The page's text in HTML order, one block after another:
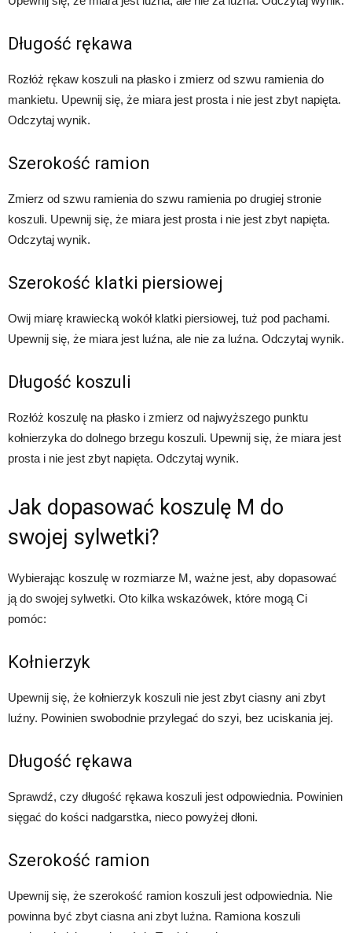
Długość rękawa
Rozłóż rękaw koszuli na płasko i zmierz od szwu ramienia do
mankietu. Upewnij się, że miara jest prosta i nie jest zbyt napięta.
Odczytaj wynik.
Szerokość ramion
Zmierz od szwu ramienia do szwu ramienia po drugiej stronie
koszuli. Upewnij się, że miara jest prosta i nie jest zbyt napięta.
Odczytaj wynik.
Szerokość klatki piersiowej
Owij miarę krawiecką wokół klatki piersiowej, tuż pod pachami.
Upewnij się, że miara jest luźna, ale nie za luźna. Odczytaj wynik.
Długość koszuli
Rozłóż koszulę na płasko i zmierz od najwyższego punktu
kołnierzyka do dolnego brzegu koszuli. Upewnij się, że miara jest
prosta i nie jest zbyt napięta. Odczytaj wynik.
Jak dopasować koszulę M do
swojej sylwetki?
Wybierając koszulę w rozmiarze M, ważne jest, aby dopasować
ją do swojej sylwetki. Oto kilka wskazówek, które mogą Ci
pomóc:
Kołnierzyk
Upewnij się, że kołnierzyk koszuli nie jest zbyt ciasny ani zbyt
luźny. Powinien swobodnie przylegać do szyi, bez uciskania jej.
Długość rękawa
Sprawdź, czy długość rękawa koszuli jest odpowiednia. Powinien
sięgać do kości nadgarstka, nieco powyżej dłoni.
Szerokość ramion
Upewnij się, że szerokość ramion koszuli jest odpowiednia. Nie
powinna być zbyt ciasna ani zbyt luźna. Ramiona koszuli